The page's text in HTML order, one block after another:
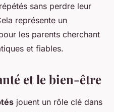
sans perdre leur
représente un
les parents cherchant
et fiables.
et le bien-être
jouent un rôle clé dans